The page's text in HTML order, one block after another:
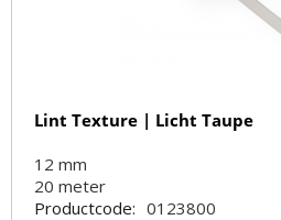
Lint Texture | Licht Taupe
12 mm
20 meter
Productcode: 0123800